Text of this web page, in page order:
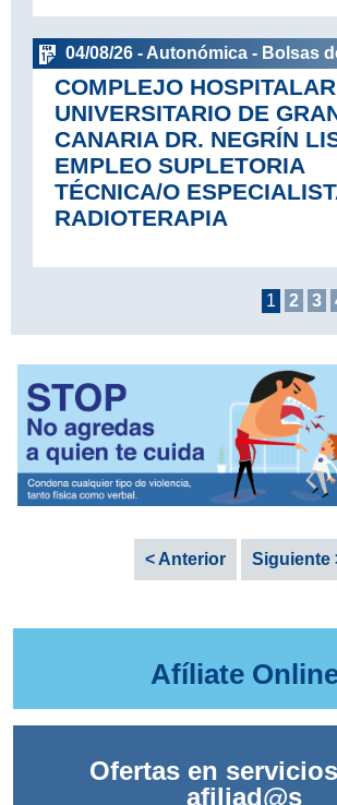
04/08/26 - Autonómica - Bolsas
COMPLEJO
UNIVERSITARIO DE
CANARIA DR. NEGRÍN
EMPLEO SUPLETORIA
TÉCNICA/O
RADIOTERAPIA
1 2 3
< Anterior Siguiente
Afíliate
Ofertas en
afiliad@s